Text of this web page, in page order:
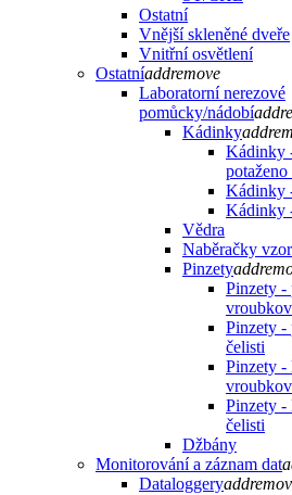
Ostatní
Vnější skleněné dveře
Vnitřní osvětlení
Ostatníaddremove
Laboratorní nerezové
pomůcky/nádobíadd
Kádinkyadd
Kádinky
Kádinky
Kádinky
Vědra
Naběračky
Pinzetyadd
Pinzety -
Pinzety -
čelisti
Pinzety -
Pinzety -
čelisti
Džbány
Monitorování a záznam dat
Dataloggeryadd